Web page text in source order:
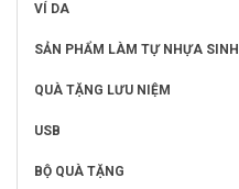
VÍ DA
SẢN PHẨM LÀM TỰ NHỰA SINH
QUÀ TẶNG LƯU NIỆM
USB
BỘ QUÀ TẶNG